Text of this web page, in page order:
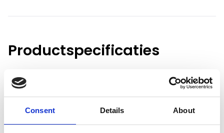
Consent Details About
Productspecificaties
Gewicht
Voorraad
Artikelcode
801171